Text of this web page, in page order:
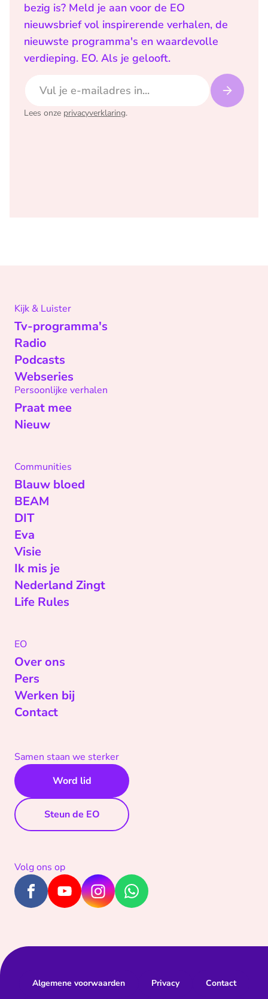
bezig is? Meld je aan voor de EO
nieuwsbrief vol inspirerende verhalen, de
nieuwste programma's en waardevolle
verdieping. EO. Als je gelooft.
Lees onze privacyverklaring.
Kijk & Luister
Tv-programma's
Radio
Podcasts
Webseries
Persoonlijke verhalen
Praat mee
Nieuw
Communities
Blauw bloed
BEAM
DIT
Eva
Visie
Ik mis je
Nederland Zingt
Life Rules
EO
Over ons
Pers
Werken bij
Contact
Samen staan we sterker
Word lid
Steun de EO
Volg ons op
Algemene voorwaarden Privacy Contact